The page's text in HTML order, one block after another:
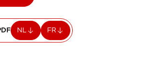
NL FR